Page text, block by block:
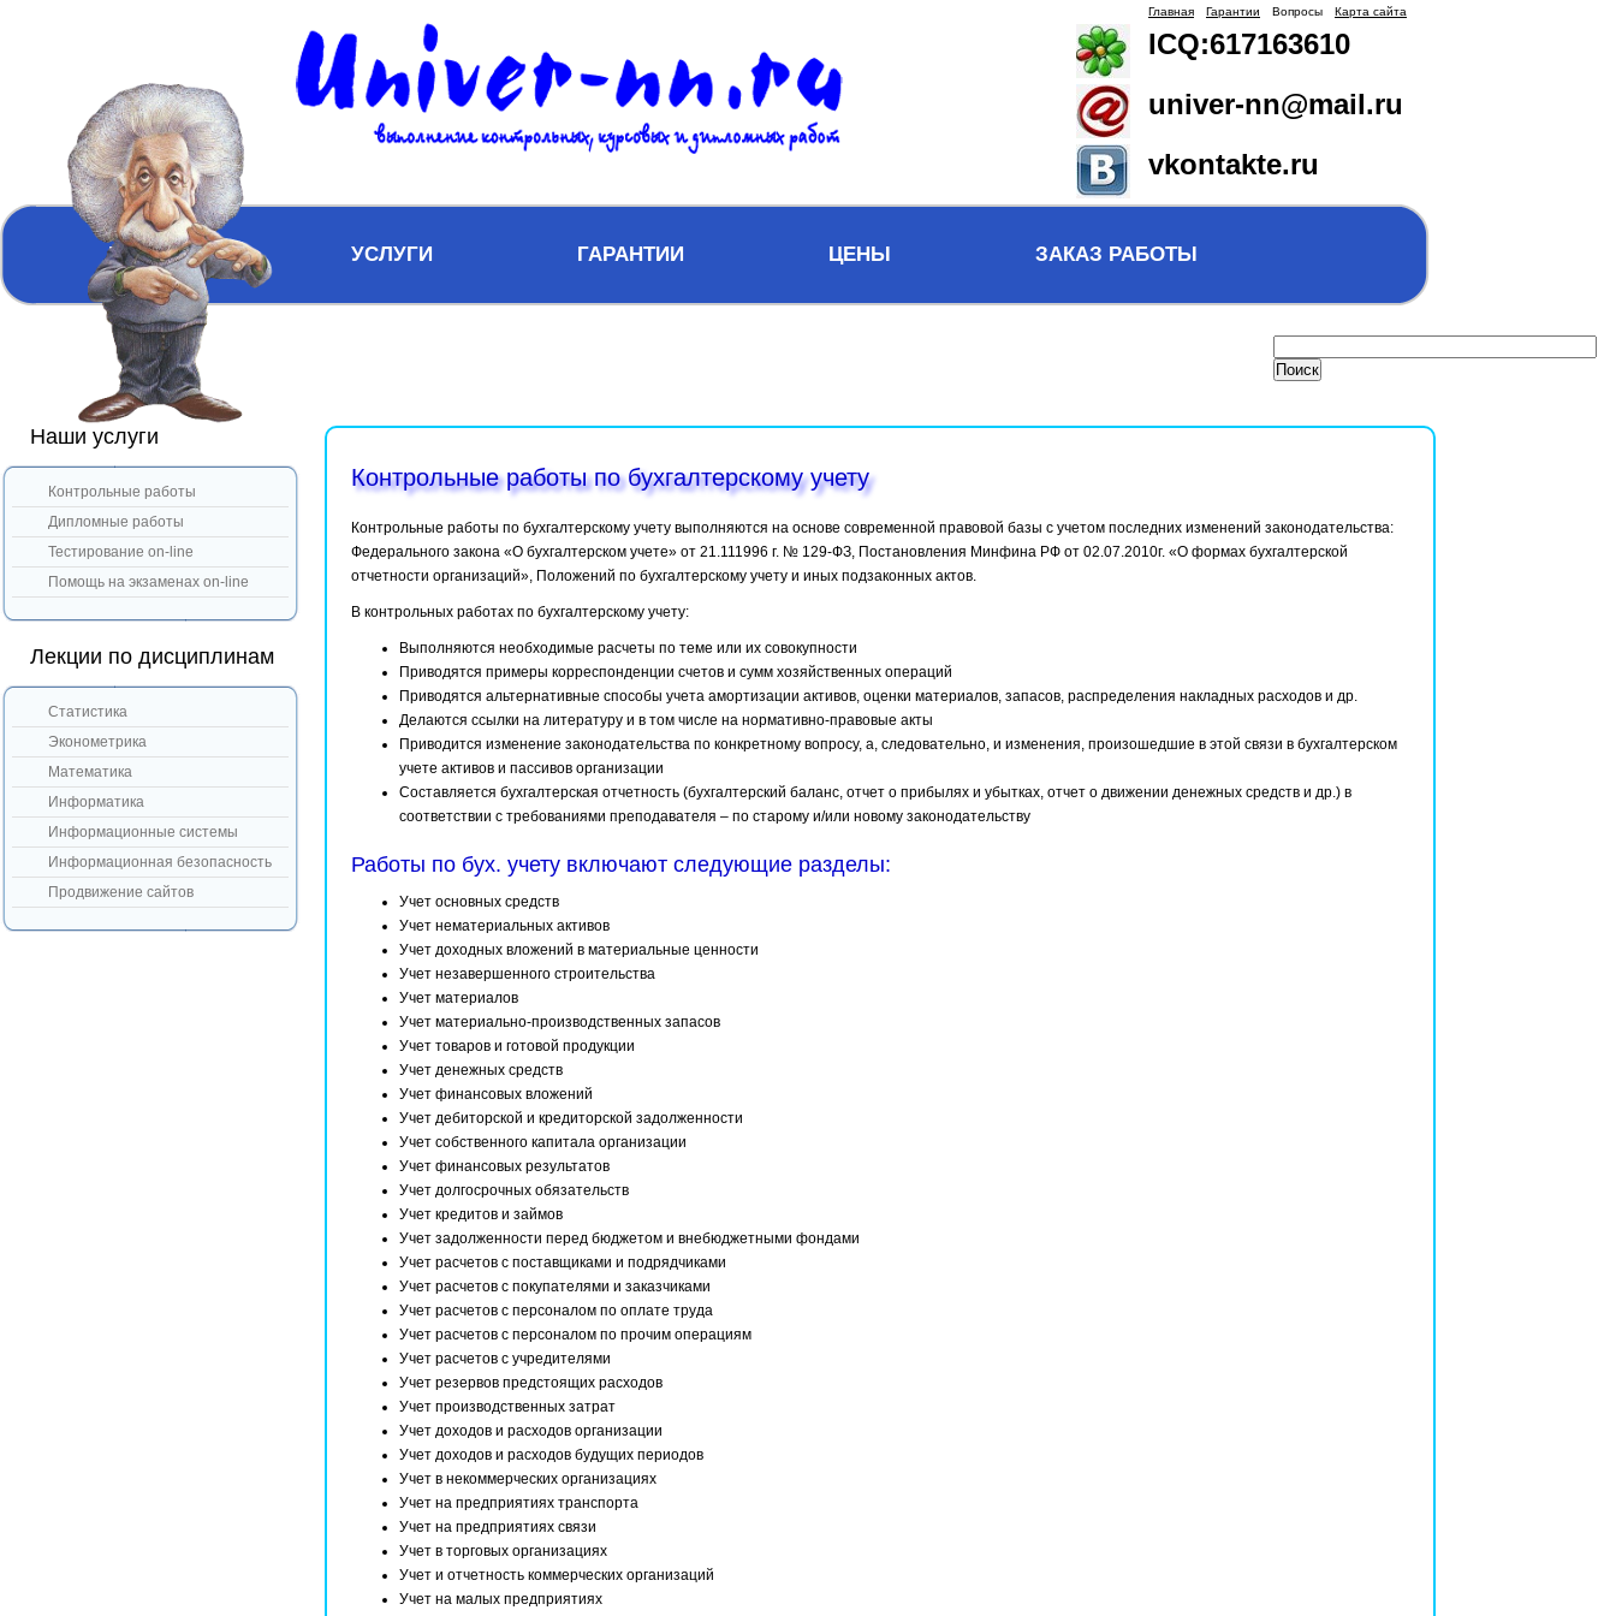
Карта сайта
Вопросы
Гарантии
Главная
ICQ:617163610
univer-nn@mail.ru
vkontakte.ru
ГЛАВНАЯ УСЛУГИ ГАРАНТИИ ЦЕНЫ ЗАКАЗ РАБОТЫ
Наши услуги
Контрольные работы
Дипломные работы
Тестирование on-line
Помощь на экзаменах on-line
Лекции по дисциплинам
Статистика
Эконометрика
Математика
Информатика
Информационные системы
Информационная безопасность
Продвижение сайтов
Контрольные работы по бухгалтерскому учету
Контрольные работы по бухгалтерскому учету выполняются на основе современной правовой базы с учетом последних изменений законодательства:
Федерального закона «О бухгалтерском учете» от 21.111996 г. № 129-ФЗ, Постановления Минфина РФ от 02.07.2010г. «О формах бухгалтерской
отчетности организаций», Положений по бухгалтерскому учету и иных подзаконных актов.
В контрольных работах по бухгалтерскому учету:
Выполняются необходимые расчеты по теме или их совокупности
Приводятся примеры корреспонденции счетов и сумм хозяйственных операций
Приводятся альтернативные способы учета амортизации активов, оценки материалов, запасов, распределения накладных расходов и др.
Делаются ссылки на литературу и в том числе на нормативно-правовые акты
Приводится изменение законодательства по конкретному вопросу, а, следовательно, и изменения, произошедшие в этой связи в бухгалтерском
учете активов и пассивов организации
Составляется бухгалтерская отчетность (бухгалтерский баланс, отчет о прибылях и убытках, отчет о движении денежных средств и др.) в
соответствии с требованиями преподавателя – по старому и/или новому законодательству
Работы по бух. учету включают следующие разделы:
Учет основных средств
Учет нематериальных активов
Учет доходных вложений в материальные ценности
Учет незавершенного строительства
Учет материалов
Учет материально-производственных запасов
Учет товаров и готовой продукции
Учет денежных средств
Учет финансовых вложений
Учет дебиторской и кредиторской задолженности
Учет собственного капитала организации
Учет финансовых результатов
Учет долгосрочных обязательств
Учет кредитов и займов
Учет задолженности перед бюджетом и внебюджетными фондами
Учет расчетов с поставщиками и подрядчиками
Учет расчетов с покупателями и заказчиками
Учет расчетов с персоналом по оплате труда
Учет расчетов с персоналом по прочим операциям
Учет расчетов с учредителями
Учет резервов предстоящих расходов
Учет производственных затрат
Учет доходов и расходов организации
Учет доходов и расходов будущих периодов
Учет в некоммерческих организациях
Учет на предприятиях транспорта
Учет на предприятиях связи
Учет в торговых организациях
Учет и отчетность коммерческих организаций
Учет на малых предприятиях